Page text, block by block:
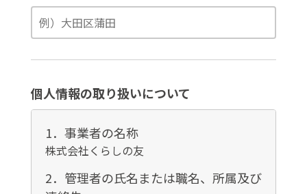
個人情報の取り扱いについて
1．事業者の名称
株式会社くらしの友
2．管理者の氏名または職名、所属及び